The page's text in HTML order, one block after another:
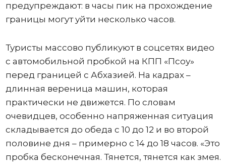
предупреждают: в часы пик на прохождение
границы могут уйти несколько часов.
Туристы массово публикуют в соцсетях видео
с автомобильной пробкой на КПП «Псоу»
перед границей с Абхазией. На кадрах –
длинная вереница машин, которая
практически не движется. По словам
очевидцев, особенно напряженная ситуация
складывается до обеда с 10 до 12 и во второй
половине дня – примерно с 14 до 18 часов. «Это
пробка бесконечная. Тянется, тянется как змея.